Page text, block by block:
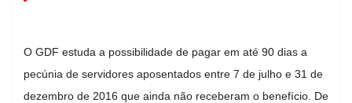
O GDF estuda a possibilidade de pagar em até 90 dias a
pecúnia de servidores aposentados entre 7 de julho e 31 de
dezembro de 2016 que ainda não receberam o benefício. De